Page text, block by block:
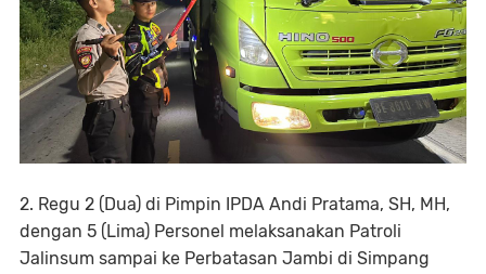
2. Regu 2 (Dua) di Pimpin IPDA Andi Pratama, SH, MH,
dengan 5 (Lima) Personel melaksanakan Patroli
Jalinsum sampai ke Perbatasan Jambi di Simpang